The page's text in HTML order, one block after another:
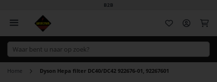
B2B
Home Dyson Hepa filter DC40/DC42 922676-01, 92267601